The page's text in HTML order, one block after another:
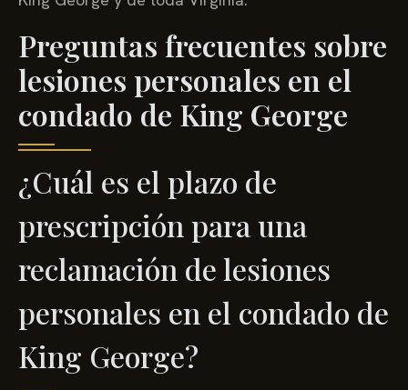
Preguntas frecuentes sobre
lesiones personales en el
condado de King George
¿Cuál es el plazo de
prescripción para una
reclamación de lesiones
personales en el condado de
King George?